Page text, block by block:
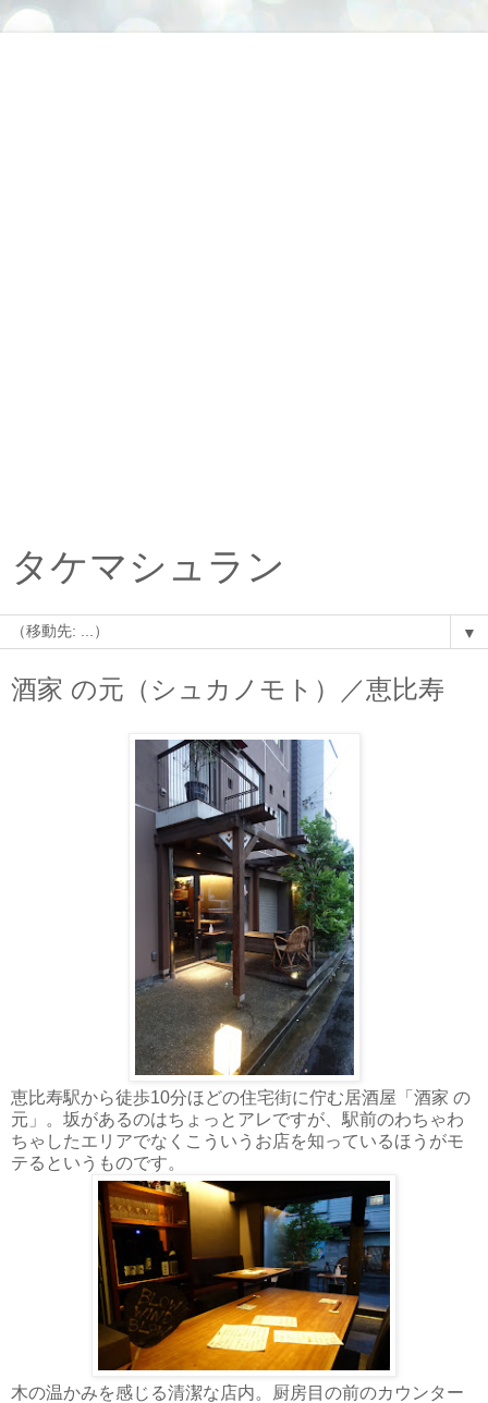
タケマシュラン
▼
酒家 の元（シュカノモト）／恵比寿
恵比寿駅から徒歩10分ほどの住宅街に佇む居酒屋「酒家 の
元」。坂があるのはちょっとアレですが、駅前のわちゃわ
ちゃしたエリアでなくこういうお店を知っているほうがモ
テるというものです。
木の温かみを感じる清潔な店内。厨房目の前のカウンター